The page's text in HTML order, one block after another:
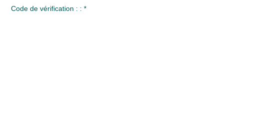
Code de vérification : : *